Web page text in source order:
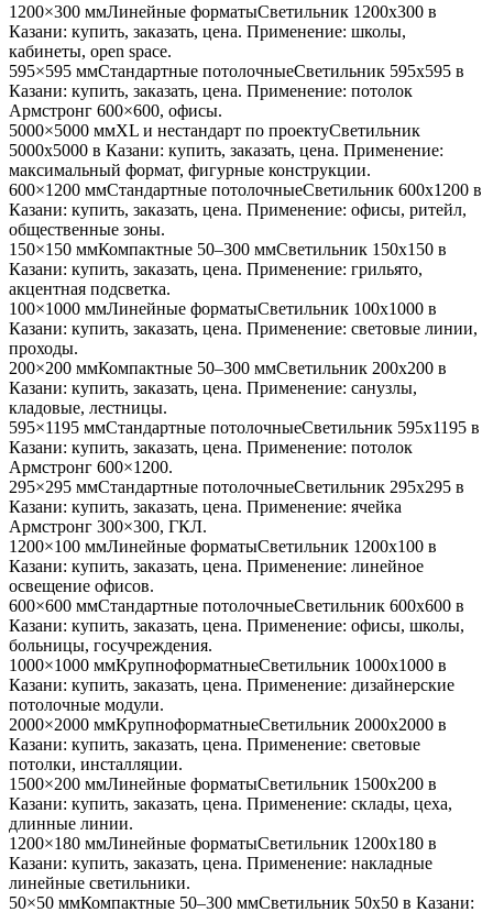
1200×300 ммЛинейные форматыСветильник 1200x300 в
Казани: купить, заказать, цена. Применение: школы,
кабинеты, open space.
595×595 ммСтандартные потолочныеСветильник 595x595 в
Казани: купить, заказать, цена. Применение: потолок
Армстронг 600×600, офисы.
5000×5000 ммXL и нестандарт по проектуСветильник
5000x5000 в Казани: купить, заказать, цена. Применение:
максимальный формат, фигурные конструкции.
600×1200 ммСтандартные потолочныеСветильник 600x1200 в
Казани: купить, заказать, цена. Применение: офисы, ритейл,
общественные зоны.
150×150 ммКомпактные 50–300 ммСветильник 150x150 в
Казани: купить, заказать, цена. Применение: грильято,
акцентная подсветка.
100×1000 ммЛинейные форматыСветильник 100x1000 в
Казани: купить, заказать, цена. Применение: световые линии,
проходы.
200×200 ммКомпактные 50–300 ммСветильник 200x200 в
Казани: купить, заказать, цена. Применение: санузлы,
кладовые, лестницы.
595×1195 ммСтандартные потолочныеСветильник 595x1195 в
Казани: купить, заказать, цена. Применение: потолок
Армстронг 600×1200.
295×295 ммСтандартные потолочныеСветильник 295x295 в
Казани: купить, заказать, цена. Применение: ячейка
Армстронг 300×300, ГКЛ.
1200×100 ммЛинейные форматыСветильник 1200x100 в
Казани: купить, заказать, цена. Применение: линейное
освещение офисов.
600×600 ммСтандартные потолочныеСветильник 600x600 в
Казани: купить, заказать, цена. Применение: офисы, школы,
больницы, госучреждения.
1000×1000 ммКрупноформатныеСветильник 1000x1000 в
Казани: купить, заказать, цена. Применение: дизайнерские
потолочные модули.
2000×2000 ммКрупноформатныеСветильник 2000x2000 в
Казани: купить, заказать, цена. Применение: световые
потолки, инсталляции.
1500×200 ммЛинейные форматыСветильник 1500x200 в
Казани: купить, заказать, цена. Применение: склады, цеха,
длинные линии.
1200×180 ммЛинейные форматыСветильник 1200x180 в
Казани: купить, заказать, цена. Применение: накладные
линейные светильники.
50×50 ммКомпактные 50–300 ммСветильник 50x50 в Казани: